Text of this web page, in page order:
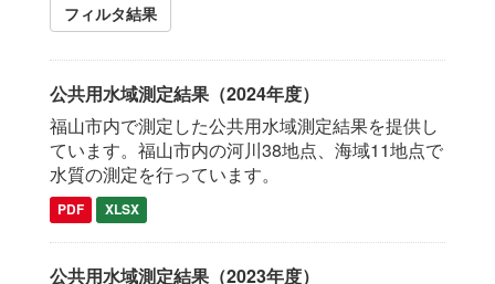
フィルタ結果
公共用水域測定結果（2024年度）
福山市内で測定した公共用水域測定結果を提供し
ています。福山市内の河川38地点、海域11地点で
水質の測定を行っています。
PDF XLSX
公共用水域測定結果（2023年度）